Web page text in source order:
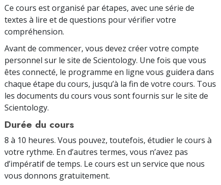
Ce cours est organisé par étapes, avec une série de
textes à lire et de questions pour vérifier votre
compréhension.
Avant de commencer, vous devez créer votre compte
personnel sur le site de Scientology. Une fois que vous
êtes connecté, le programme en ligne vous guidera dans
chaque étape du cours, jusqu’à la fin de votre cours. Tous
les documents du cours vous sont fournis sur le site de
Scientology.
Durée du cours
8 à 10 heures. Vous pouvez, toutefois, étudier le cours à
votre rythme. En d’autres termes, vous n’avez pas
d’impératif de temps. Le cours est un service que nous
vous donnons gratuitement.